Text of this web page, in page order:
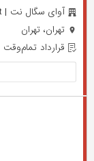
آوای سگال نت | Avaye Segalnet
تهران، تهران
قرارداد تمام‌وقت